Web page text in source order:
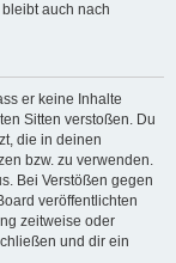
auch nach
er keine Inhalte
Sitten verstoßen. Du
die in deinen
bzw. zu verwenden.
Bei Verstößen gegen
veröffentlichten
zeitweise oder
und dir ein